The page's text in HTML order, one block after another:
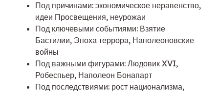
Под причинами: экономическое неравенство,
идеи Просвещения, неурожаи
Под ключевыми событиями: Взятие
Бастилии, Эпоха террора, Наполеоновские
войны
Под важными фигурами: Людовик XVI,
Робеспьер, Наполеон Бонапарт
Под последствиями: рост национализма,